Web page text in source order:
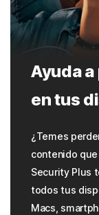
Ayuda
en tus
¿Temes
contenido
Security Plus
todos tus
Macs,